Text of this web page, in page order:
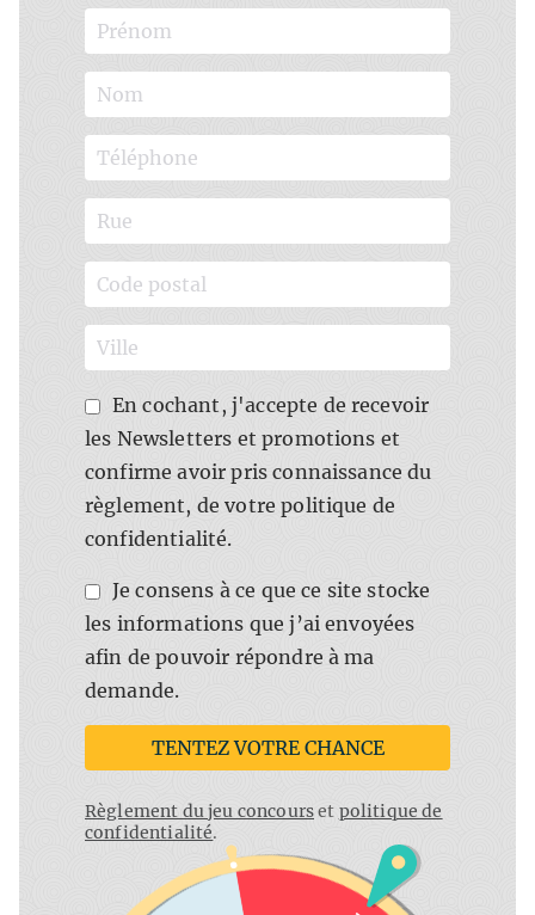
En cochant, j'accepte de recevoir
les Newsletters et promotions et
confirme avoir pris connaissance du
règlement, de votre politique de
confidentialité.
Je consens à ce que ce site stocke
les informations que j’ai envoyées
afin de pouvoir répondre à ma
demande.
TENTEZ VOTRE CHANCE
Règlement du jeu concourset politique de
confidentialité.